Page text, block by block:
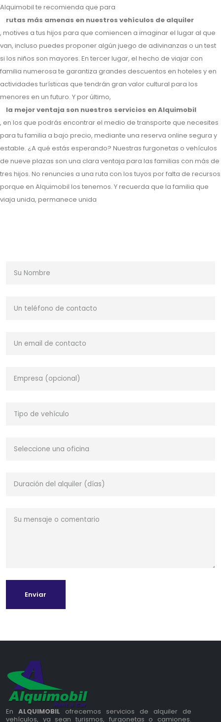
Alquimobil te recomienda que para
rutas más amenas en nuestros vehículos de alquiler
, motives a tus hijos para que comiencen a imaginar el lugar al que
van, incluso puedes proponer algún juego de adivinanzas o un test
si los niños son mayores. En tercer lugar, el hecho de viajar con
familia numerosa te garantiza grandes descuentos en hoteles y en
actividades turísticas que tendrán gran valor cultural para los
menores en un futuro. Y por último,
la mejor ventaja son nuestros servicios en Alquimobil
, en los que podrás encontrar el medio de transporte que necesites
para tu familia a bajo precio, mediante una reserva online segura y
estable. ¿A qué estás esperando? Nuestras furgonetas o vehículos
de nueve plazas son una clara ventaja para las familias con más de
tres hijos. No renuncies a una ruta con los tuyos por falta de recursos
porque en Alquimobil los tenemos. Y recuerda que la familia que
viaja unida, permanece unida
Enviar
En ALQUIMOBIL ofrecemos servicios de alquiler de
vehículos, ya sean turismos, furgonetas o camiones.